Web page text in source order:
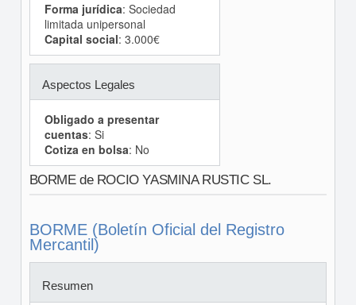
Forma jurídica: Sociedad
limitada unipersonal
Capital social: 3.000€
Aspectos Legales
Obligado a presentar
cuentas: Si
Cotiza en bolsa: No
BORME de ROCIO YASMINA RUSTIC SL.
BORME (Boletín Oficial del Registro
Mercantil)
Resumen